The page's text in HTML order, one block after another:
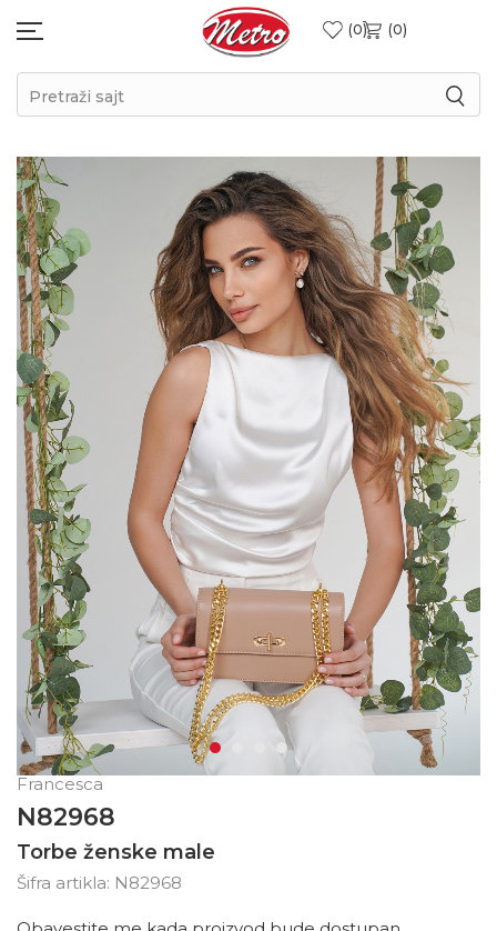
0 0
Pretraži sajt
Francesca
N82968
Torbe ženske male
Šifra artikla: N82968